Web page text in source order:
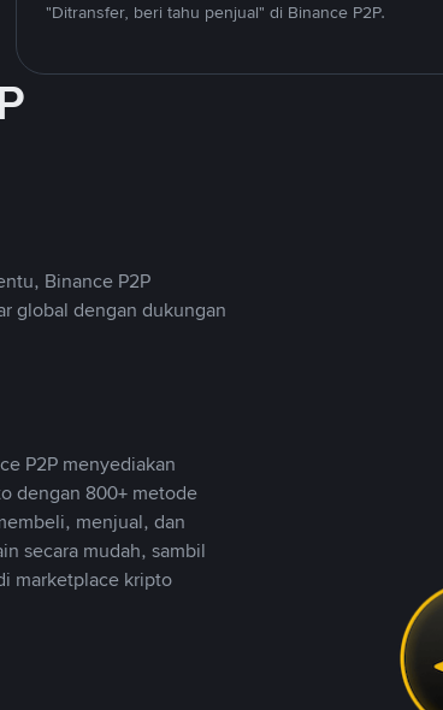
"Ditransfer, beri tahu penjual" di Binance P2P.
Binance P2P
global dengan dukungan
P2P menyediakan
dengan 800+ metode
menjual, dan
secara mudah, sambil
marketplace kripto